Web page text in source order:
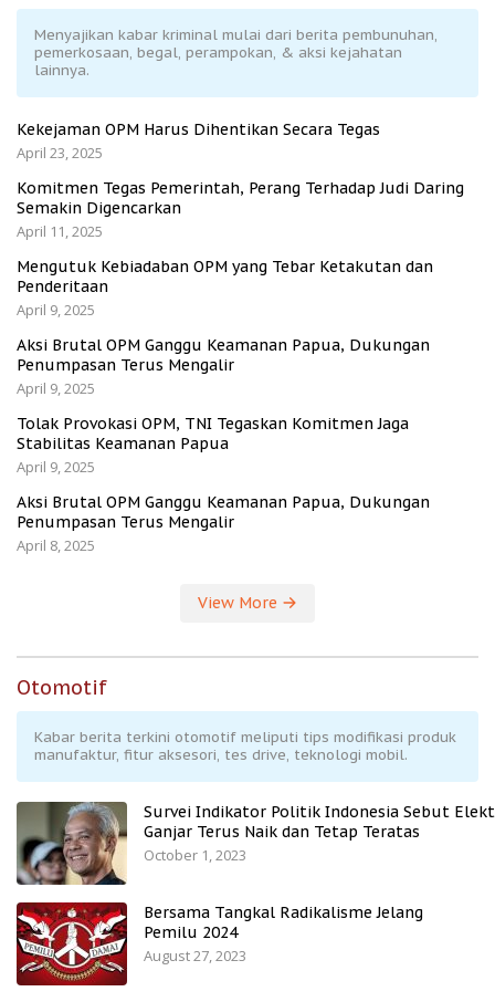
Menyajikan kabar kriminal mulai dari berita pembunuhan,
pemerkosaan, begal, perampokan, & aksi kejahatan
lainnya.
Kekejaman OPM Harus Dihentikan Secara Tegas
April 23, 2025
Komitmen Tegas Pemerintah, Perang Terhadap Judi Daring
Semakin Digencarkan
April 11, 2025
Mengutuk Kebiadaban OPM yang Tebar Ketakutan dan
Penderitaan
April 9, 2025
Aksi Brutal OPM Ganggu Keamanan Papua, Dukungan
Penumpasan Terus Mengalir
April 9, 2025
Tolak Provokasi OPM, TNI Tegaskan Komitmen Jaga
Stabilitas Keamanan Papua
April 9, 2025
Aksi Brutal OPM Ganggu Keamanan Papua, Dukungan
Penumpasan Terus Mengalir
April 8, 2025
View More
Otomotif
Kabar berita terkini otomotif meliputi tips modifikasi produk
manufaktur, fitur aksesori, tes drive, teknologi mobil.
Survei Indikator Politik Indonesia Sebut
Ganjar Terus Naik dan Tetap Teratas
October 1, 2023
Bersama Tangkal Radikalisme Jelang
Pemilu 2024
August 27, 2023